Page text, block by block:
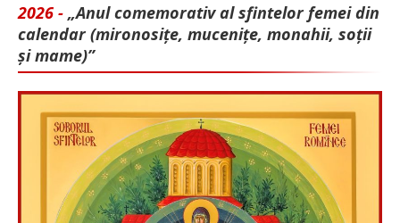
2026 - „Anul comemorativ al sfintelor femei din
calendar (mironosițe, mu­cenițe, monahii, soții
și mame)”